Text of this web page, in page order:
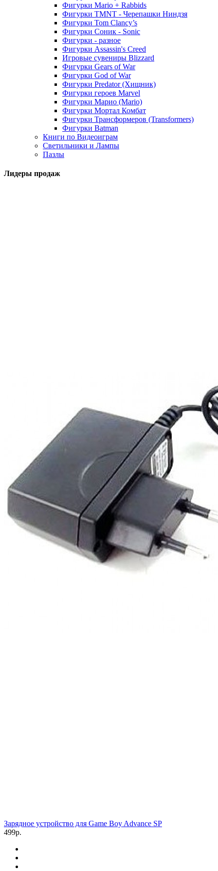
Фигурки Mario + Rabbids
Фигурки TMNT - Черепашки Ниндзя
Фигурки Tom Clancy’s
Фигурки Соник - Sonic
Фигурки - разное
Фигурки Assassin's Creed
Игровые сувениры Blizzard
Фигурки Gears of War
Фигурки God of War
Фигурки Predator (Хищник)
Фигурки героев Marvel
Фигурки Марио (Mario)
Фигурки Мортал Комбат
Фигурки Трансформеров (Transformers)
Фигурки Batman
Книги по Видеоиграм
Светильники и Лампы
Пазлы
Лидеры продаж
Зарядное устройство для Game Boy Advance SP
499р.